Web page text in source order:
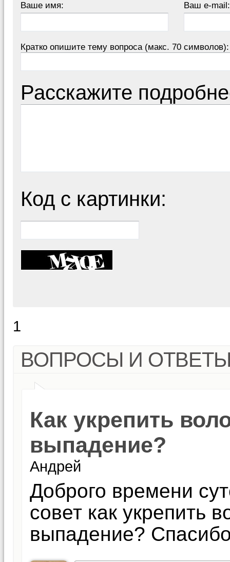
Ваше имя: Ваш e-mail:
Кратко опишите тему вопроса (макс. 70 символов):
Расскажите
Код с картинки:
1
ВОПРОСЫ И
Как укрепить
выпадение?
Андрей
Доброго времени
совет как укрепить
выпадение?